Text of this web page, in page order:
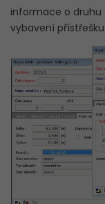
informace o druhu
vybavení